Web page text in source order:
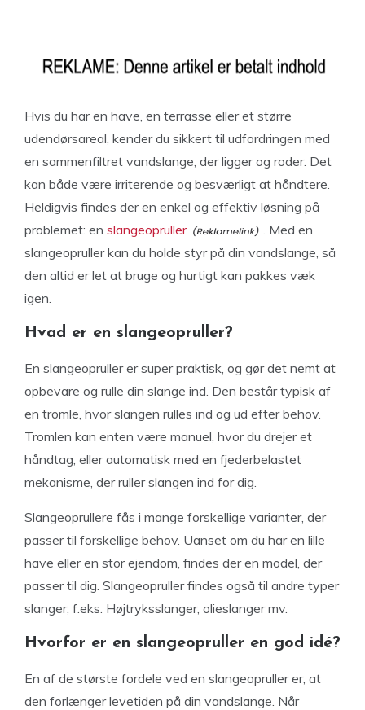
Hvis du har en have, en terrasse eller et større
udendørsareal, kender du sikkert til udfordringen med
en sammenfiltret vandslange, der ligger og roder. Det
kan både være irriterende og besværligt at håndtere.
Heldigvis findes der en enkel og effektiv løsning på
problemet: en slangeopruller
. Med en
slangeopruller kan du holde styr på din vandslange, så
den altid er let at bruge og hurtigt kan pakkes væk
igen.
Hvad er en slangeopruller?
En slangeopruller er super praktisk, og gør det nemt at
opbevare og rulle din slange ind. Den består typisk af
en tromle, hvor slangen rulles ind og ud efter behov.
Tromlen kan enten være manuel, hvor du drejer et
håndtag, eller automatisk med en fjederbelastet
mekanisme, der ruller slangen ind for dig.
Slangeoprullere fås i mange forskellige varianter, der
passer til forskellige behov. Uanset om du har en lille
have eller en stor ejendom, findes der en model, der
passer til dig. Slangeopruller findes også til andre typer
slanger, f.eks. Højtryksslanger, olieslanger mv.
Hvorfor er en slangeopruller en god idé?
En af de største fordele ved en slangeopruller er, at
den forlænger levetiden på din vandslange. Når